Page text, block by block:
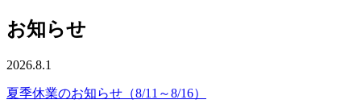
お知らせ
2026.8.1
夏季休業のお知らせ（8/11～8/16）